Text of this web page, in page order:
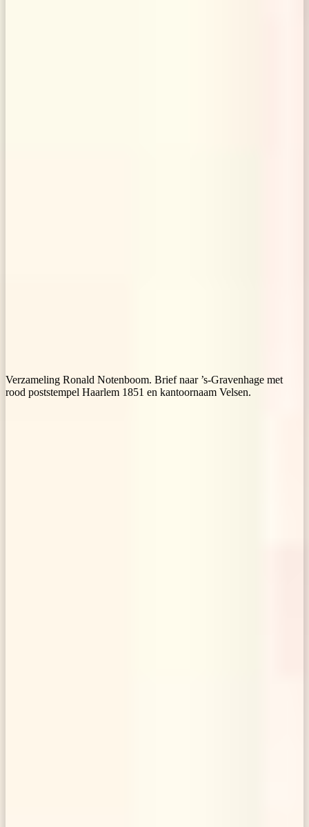
Verzameling Ronald Notenboom. Brief naar ’s-Gravenhage met
rood poststempel Haarlem 1851 en kantoornaam Velsen.